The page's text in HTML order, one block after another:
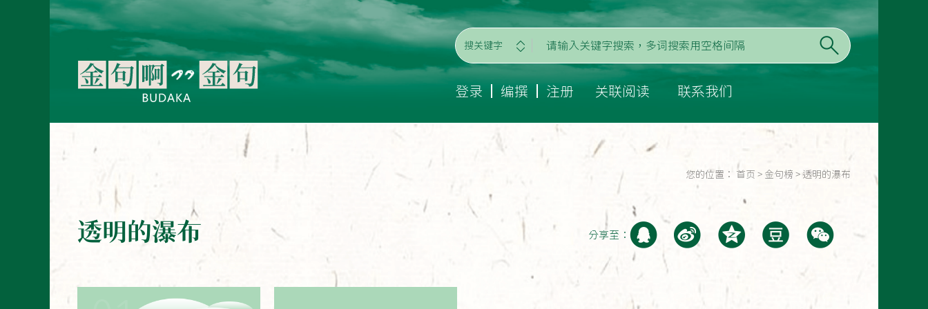
搜关键字
登录 编撰 注册 关联阅读 联系我们
您的位置： 首页 > 金句榜 > 透明的瀑布
透明的瀑布 分享至：